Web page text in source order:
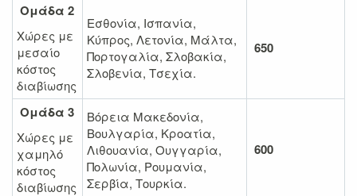
Ομάδα 2
Χώρες με
μεσαίο
κόστος
διαβίωσης
Εσθονία, Ισπανία,
Κύπρος, Λετονία, Μάλτα,
Πορτογαλία, Σλοβακία,
Σλοβενία, Τσεχία.
650
Ομάδα 3
Χώρες με
χαμηλό
κόστος
διαβίωσης
Βόρεια Μακεδονία,
Βουλγαρία, Κροατία,
Λιθουανία, Ουγγαρία,
Πολωνία, Ρουμανία,
Σερβία, Τουρκία.
600